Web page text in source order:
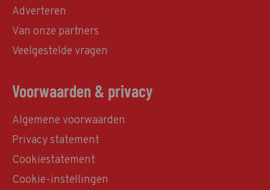
Adverteren
Van onze partners
Veelgestelde vragen
Voorwaarden & privacy
Algemene voorwaarden
Privacy statement
Cookiestatement
Cookie-instellingen